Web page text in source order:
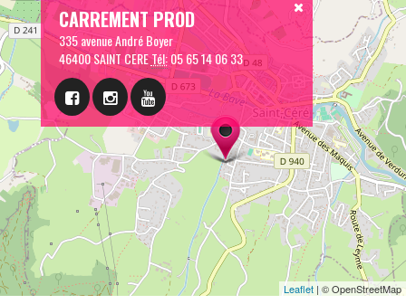
CARREMENT PROD
335 avenue André Boyer
46400 SAINT CERETél:05 65 14 06 33
Leaflet | © OpenStreetMap